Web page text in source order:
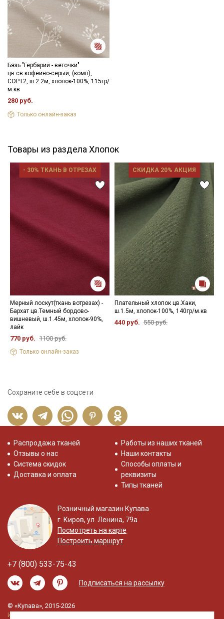
Бязь "Гербарий - веточки"
цв.св.кофейно-серый, (комп),
СОРТ2, ш.2.2м, хлопок-100%, 115гр/
м.кв
280 руб.
Только онлайн-заказ
Товары из раздела Хлопок
- 30% ТКАНЬ В ОТРЕЗАХ
Мерный лоскут(ткань вотрезах) -
Бархат цв.Темный бордово-
вишневый, ш.1.45м, хлопок-90%,
лайк
770 руб. 1100 руб.
Только онлайн-заказ
СКИДКА 20% АКЦИЯ
Плательный хлопок цв.Хаки,
ш.1.5м, хлопок-100%, 140гр/м.кв
440 руб. 550 руб.
Сохраните себе в соцсети
Распродажа тканей
Отзывы о нас
Система скидок
Доставка и оплата
Работы из наших тканей
Наши контакты
Способы оплаты и
реквизиты
Типы тканей
Розничный магазин Купава
г. Киров, ул. Ленина, 79а
Посмотреть на карте
Построить маршрут
+7 (800) 533-75-43
Подписаться на рассылку
© «Купава», 2015-2026
Информация на сайте не является публичной